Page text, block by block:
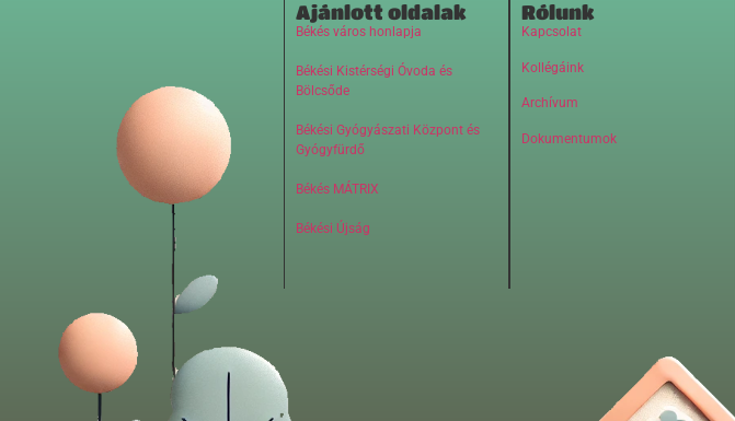
Ajánlott oldalak
Békés város honlapja
Békési Kistérségi Óvoda és
Bölcsőde
Békési Gyógyászati Központ és
Gyógyfürdő
Békés MÁTRIX
Békési Újság
Rólunk
Kapcsolat
Kollégáink
Archívum
Dokumentumok